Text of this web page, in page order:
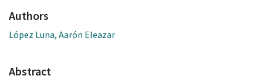
Authors
López Luna, Aarón Eleazar
Abstract